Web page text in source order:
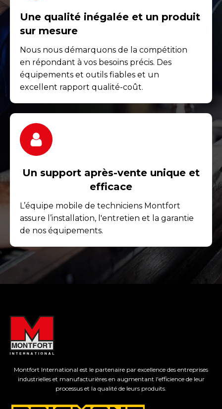
Une qualité inégalée et un produit
sur mesure
Nous nous démarquons de la compétition
en répondant à vos besoins précis. Des
équipements et outils fiables et un
excellent rapport qualité-coût.
Un support après-vente unique et
efficace
L’équipe mobile de techniciens Montfort
assure l’installation, l'entretien et la garantie
de nos équipements.
Montfort International est le partenaire par excellence des entreprises
industrielles et manufacturières en augmentant l'efficience de leur
processus et la qualité de leurs produits.